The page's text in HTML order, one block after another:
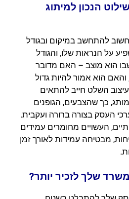
הנכון למיתוג
להתחשב במיקום ובגודל
על הנראות שלו, והגודל
הוא מוצב – האם מדובר
והאם הוא אמור להיות גדול
עיצוב השלט חייב להתאים
כך שהצבעים, הגופנים
העסק בצורה ברורה ועקבית.
העשויים מחומרים עמידים
מבטיחה עמידות לאורך זמן
שלך לזכיר יותר?